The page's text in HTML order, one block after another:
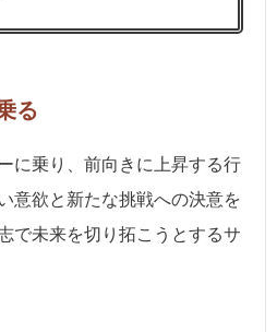
る
に乗り、前向きに上昇する行
意欲と新たな挑戦への決意を
で未来を切り拓こうとするサ